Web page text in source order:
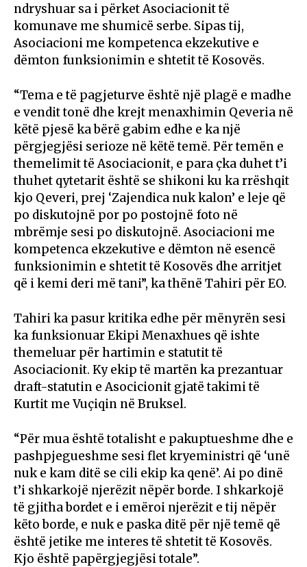
ndryshuar sa i përket Asociacionit të
komunave me shumicë serbe. Sipas tij,
Asociacioni me kompetenca ekzekutive e
dëmton funksionimin e shtetit të Kosovës.
“Tema e të pagjeturve është një plagë e madhe
e vendit tonë dhe krejt menaxhimin Qeveria në
këtë pjesë ka bërë gabim edhe e ka një
përgjegjësi serioze në këtë temë. Për temën e
themelimit të Asociacionit, e para çka duhet t’i
thuhet qytetarit është se shikoni ku ka rrëshqit
kjo Qeveri, prej ‘Zajendica nuk kalon’ e leje që
po diskutojnë por po postojnë foto në
mbrëmje sesi po diskutojnë. Asociacioni me
kompetenca ekzekutive e dëmton në esencë
funksionimin e shtetit të Kosovës dhe arritjet
që i kemi deri më tani”, ka thënë Tahiri për EO.
Tahiri ka pasur kritika edhe për mënyrën sesi
ka funksionuar Ekipi Menaxhues që ishte
themeluar për hartimin e statutit të
Asociacionit. Ky ekip të martën ka prezantuar
draft-statutin e Asocicionit gjatë takimi të
Kurtit me Vuçiqin në Bruksel.
“Për mua është totalisht e pakuptueshme dhe e
pashpjegueshme sesi flet kryeministri që ‘unë
nuk e kam ditë se cili ekip ka qenë’. Ai po dinë
t’i shkarkojë njerëzit nëpër borde. I shkarkojë
të gjitha bordet e i emëroi njerëzit e tij nëpër
këto borde, e nuk e paska ditë për një temë që
është jetike me interes të shtetit të Kosovës.
Kjo është papërgjegjësi totale”.